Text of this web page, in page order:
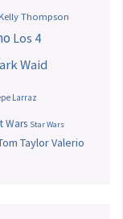
Kelly Thompson
Los 4
Waid
Larraz
Wars Star Wars
TaylorValerio